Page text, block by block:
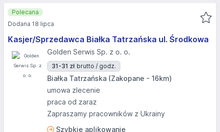
Kasjer/Sprzedawca Białka Tatrzańska ul. Środkowa
Golden Serwis Sp. z o. o.
31-31 zł brutto / godz.
Białka Tatrzańska (Zakopane - 16km)
umowa zlecenie
praca od zaraz
Zapraszamy pracowników z Ukrainy
Szybkie aplikowanie
Polecana
Dodana 18 lipca